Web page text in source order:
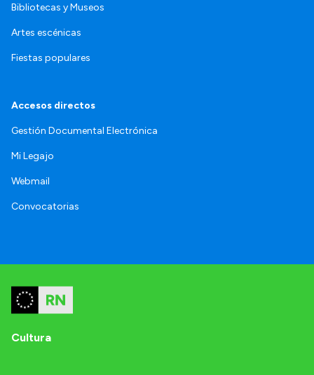
Bibliotecas y Museos
Artes escénicas
Fiestas populares
Accesos directos
Gestión Documental Electrónica
Mi Legajo
Webmail
Convocatorias
Cultura